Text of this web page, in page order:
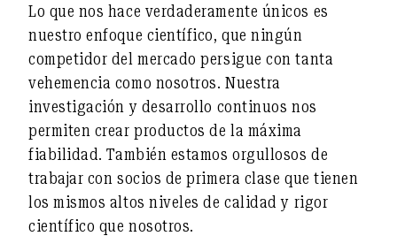
Lo que nos hace verdaderamente únicos es
nuestro enfoque científico, que ningún
competidor del mercado persigue con tanta
vehemencia como nosotros. Nuestra
investigación y desarrollo continuos nos
permiten crear productos de la máxima
fiabilidad. También estamos orgullosos de
trabajar con socios de primera clase que tienen
los mismos altos niveles de calidad y rigor
científico que nosotros.